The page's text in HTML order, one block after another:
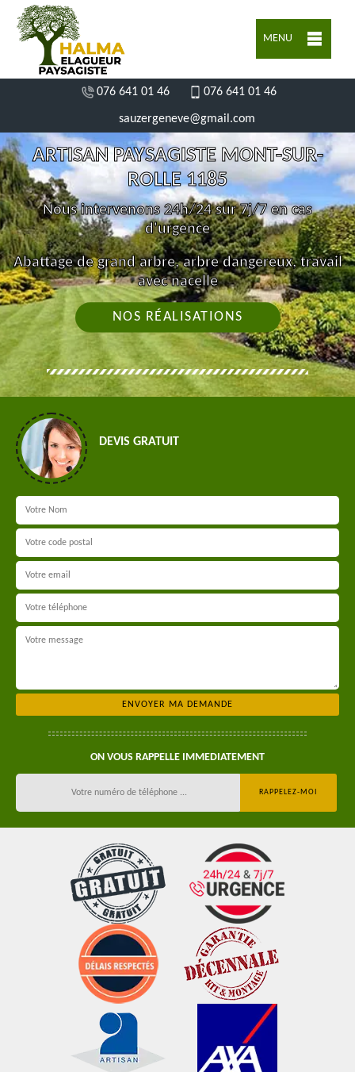
MENU
076 641 01 46 076 641 01 46
sauzergeneve@gmail.com
ARTISAN PAYSAGISTE MONT-SUR-
ROLLE 1185
Nous intervenons 24h/24 sur 7j/7 en cas
d'urgence
Abattage de grand arbre, arbre dangereux, travail
avec nacelle
NOS RÉALISATIONS
DEVIS GRATUIT
ON VOUS RAPPELLE IMMEDIATEMENT